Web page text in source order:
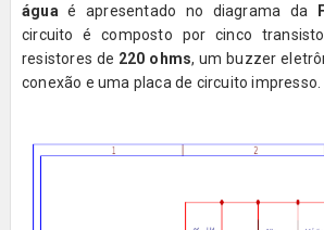
águaé apresentado no diagrama da
circuito é composto por cinco
resistores de 220 ohms, um buzzer
conexão e uma placa de circuito impresso.